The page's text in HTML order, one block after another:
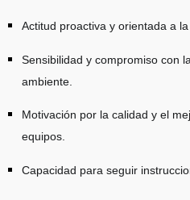
Actitud proactiva y orientada a
Sensibilidad y compromiso con
ambiente.
Motivación por la calidad y el
equipos.
Capacidad para seguir